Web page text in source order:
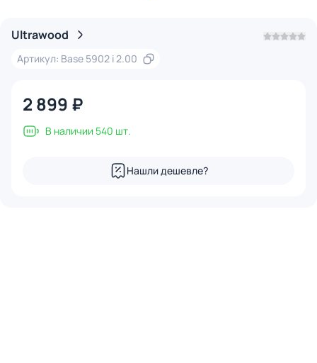
Ultrawood
Артикул: Base 5902 i 2.00
2 899 ₽
В наличии 540 шт.
Нашли дешевле?